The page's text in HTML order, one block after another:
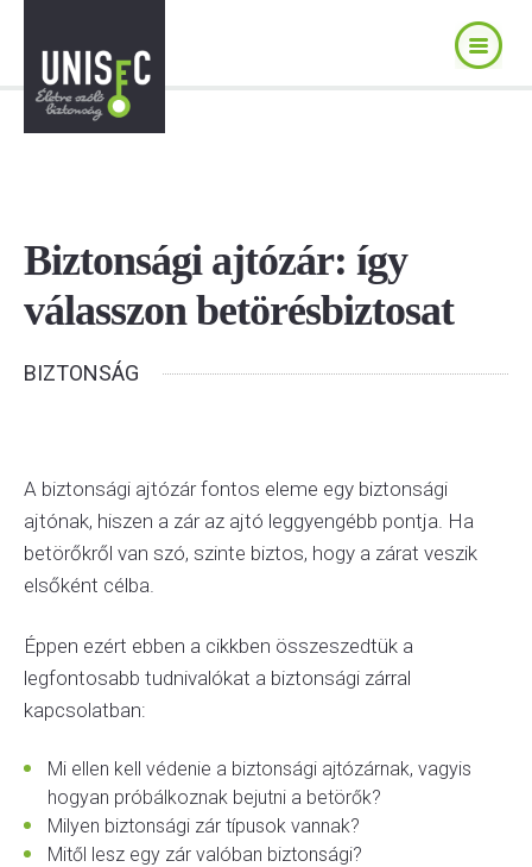
Biztonsági ajtózár: így
válasszon betörésbiztosat
BIZTONSÁG
A biztonsági ajtózár fontos eleme egy biztonsági
ajtónak, hiszen a zár az ajtó leggyengébb pontja. Ha
betörőkről van szó, szinte biztos, hogy a zárat veszik
elsőként célba.
Éppen ezért ebben a cikkben összeszedtük a
legfontosabb tudnivalókat a biztonsági zárral
kapcsolatban:
Mi ellen kell védenie a biztonsági ajtózárnak, vagyis
hogyan próbálkoznak bejutni a betörők?
Milyen biztonsági zár típusok vannak?
Mitől lesz egy zár valóban biztonsági?